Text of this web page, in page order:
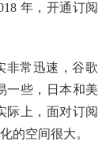
年，开通订阅
非常迅速，谷歌
一些，日本和美
际上，面对订阅
的空间很大。